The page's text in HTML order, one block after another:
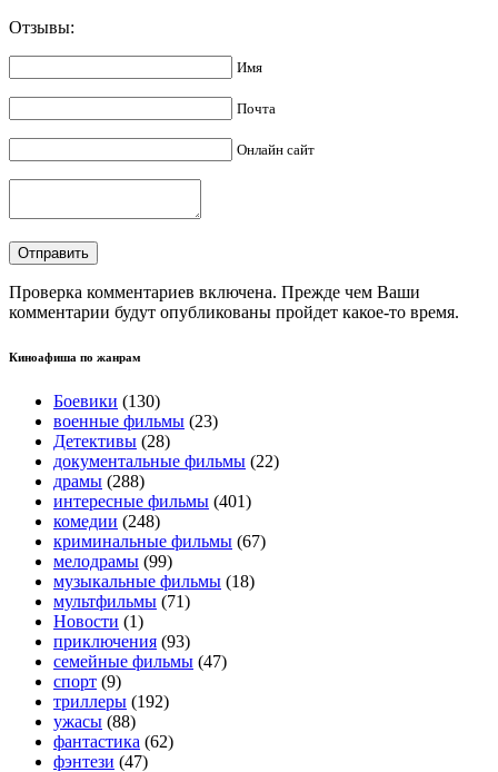
Отзывы:
Имя
Почта
Онлайн сайт
Проверка комментариев включена. Прежде чем Ваши
комментарии будут опубликованы пройдет какое-то время.
Киноафиша по жанрам
Боевики (130)
военные фильмы (23)
Детективы (28)
документальные фильмы (22)
драмы (288)
интересные фильмы (401)
комедии (248)
криминальные фильмы (67)
мелодрамы (99)
музыкальные фильмы (18)
мультфильмы (71)
Новости (1)
приключения (93)
семейные фильмы (47)
спорт (9)
триллеры (192)
ужасы (88)
фантастика (62)
фэнтези (47)